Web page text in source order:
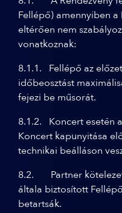
Fellépő) amennyiben a
eltérően nem
vonatkoznak:
8.1.1. Fellépő az
időbeosztást
fejezi be műsorát.
8.1.2. Koncert esetén
Koncert kapunyitása
technikai beálláson
8.2. Partner
általa biztosított
betartsák.